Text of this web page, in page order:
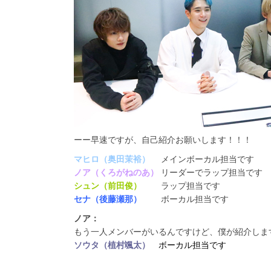
ーー早速ですが、自己紹介お願いします！！！
マヒロ（奥田茉裕）
メインボーカル担当です
ノア（くろがねのあ）
リーダーでラップ担当です
シュン（前田俊）
ラップ担当です
セナ（後藤瀬那）
ボーカル担当です
ノア：
もう一人メンバーがいるんですけど、僕が紹介しま
ソウタ（植村颯太）
ボーカル担当です